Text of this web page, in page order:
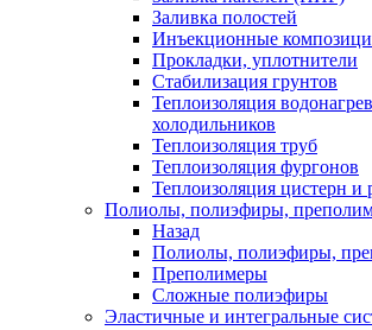
Заливка полостей
Инъекционные
Прокладки, уплотнители
Стабилизация грунтов
Теплоизоляция
холодильников
Теплоизоляция труб
Теплоизоляция фургонов
Теплоизоляция цистерн и
Полиолы, полиэфиры,
Назад
Полиолы, полиэфиры,
Преполимеры
Сложные полиэфиры
Эластичные и интегральные